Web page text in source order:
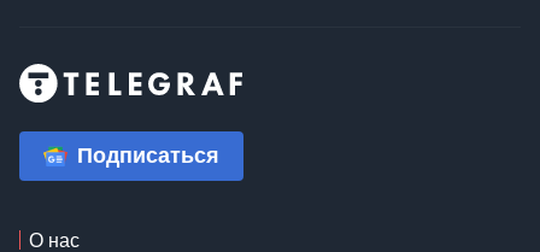
Подписаться
О нас